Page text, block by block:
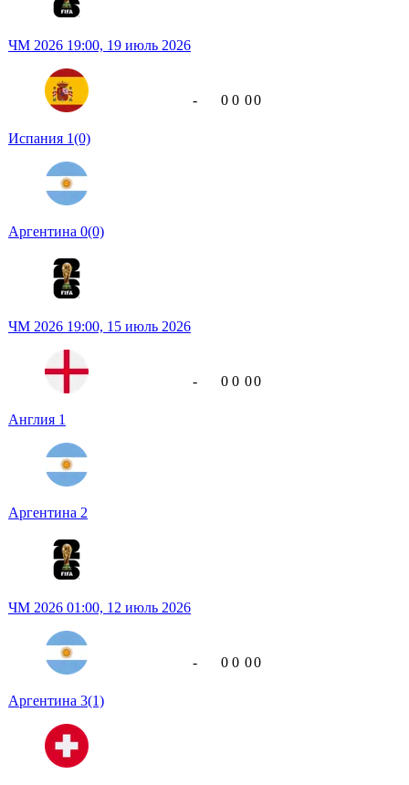
ЧМ 2026 19:00, 19 июль 2026
Испания 1(0)
Аргентина 0(0)
- 0 0 00
ЧМ 2026 19:00, 15 июль 2026
Англия 1
Аргентина 2
- 0 0 00
ЧМ 2026 01:00, 12 июль 2026
Аргентина 3(1)
- 0 0 00